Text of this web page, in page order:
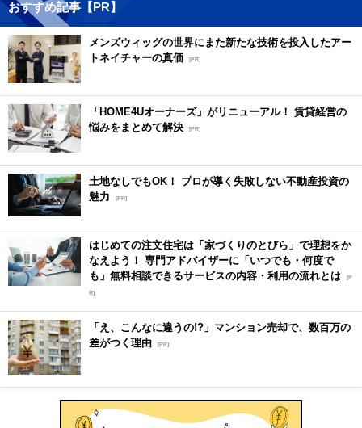
おすすめ記事【PR】
メンズウィッグの世界にまた新たな技術を投入したアー
トネイチャーの真価
[PR]
「HOME4Uオーナーズ」がリニューアル！ 賃貸経営の
悩みをまとめて解決 [PR]
土地なしでもOK！ プロが導く失敗しない不動産投資の
魅力
[PR]
はじめての注文住宅は「家づくりのとびら」で理想をか
なえよう！ 専門アドバイザーに「いつでも・何度で
も」無料相談できるサービスの内容・利用の流れとは [P
R]
「え、こんなに違うの!?」マンション売却で、数百万の
差がつく理由 [PR]